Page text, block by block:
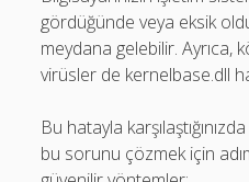
gördüğünde veya eksik
meydana gelebilir. Ayrıca,
virüsler de kernelbase.dll
Bu hatayla
bu sorunu çözmek için